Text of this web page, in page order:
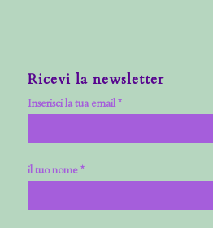
Ricevi la newsletter
Inserisci la tua email *
il tuo nome *